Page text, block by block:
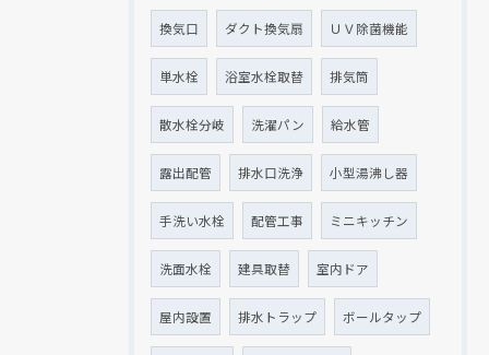
換気口 ダクト換気扇 ＵＶ除菌機能
単水栓 浴室水栓取替 排気筒
散水栓分岐 洗濯パン 給水管
露出配管 排水口洗浄 小型湯沸し器
手洗い水栓 配管工事 ミニキッチン
洗面水栓 建具取替 室内ドア
屋内設置 排水トラップ ボールタップ